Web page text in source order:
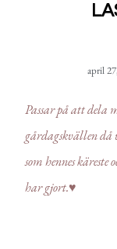
april
Passar på att
gårdagskvällen då
som hennes
har gjort.♥